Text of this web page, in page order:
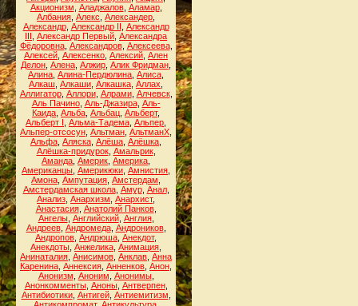
Акционизм Аладжалов, Аламар,
Албания Алекс Александер
Александр, Александр II Александр
III Александр Первый Александра
Фёдоровна, Александров, Алексеева,
Алексей Алексенко Алексий Ален
Делон Алена Алжир Алик Фридман
Алина Алина-Пердюлина Алиса
Алкаш Алкаши Алкашка Аллах
Аллигатор, Аллори, Алрами, Алчевск,
Аль Пачино, Аль-Джазира, Аль-
Каида Альба Альбац Альберт,
Альберт I Альма-Тадема Альпер
Альпер-отсосун Альтман АльтманХ
Альфа Аляска Алёша Алёшка
Алёшка-придурок, Амальрик,
Аманда Америк Америка
Американцы Америкюки Амнистия
Амона Ампутация Амстердам
Амстердамская школа, Амур, Анал,
Анализ Анархизм Анархист,
Анастасия, Анатолий Панков,
Ангелы, Английский, Англия,
Андреев, Андромеда, Андроников,
Андропов Андрюша Анекдот,
Анекдоты Анжелика Анимация
Анинаталия Анисимов Анклав Анна
Каренина Аннексия Анненков Анон
Анонизм Аноним Анонимы,
Анонкомменты, Аноны, Антверпен,
Антибиотики, Антигей, Антиемитизм